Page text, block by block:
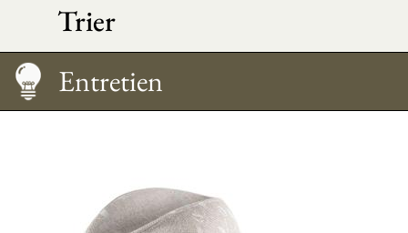
Trier
Guide des tailles
Entretien